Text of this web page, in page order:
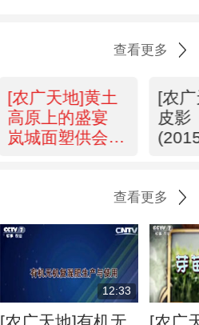
查看更多
[农广天地]黄土
高原上的盛宴
岚城面塑供会
[农
皮影
查看更多
12:33